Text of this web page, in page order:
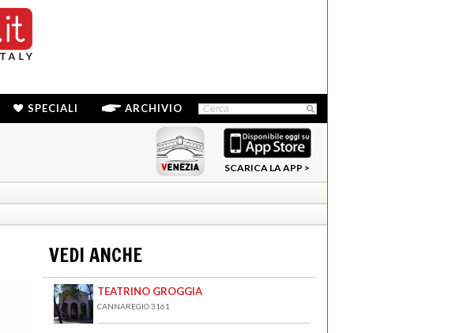
SPECIALI ARCHIVIO
SCARICA LA APP >
VEDI ANCHE
TEATRINO GROGGIA
CANNAREGIO 3161